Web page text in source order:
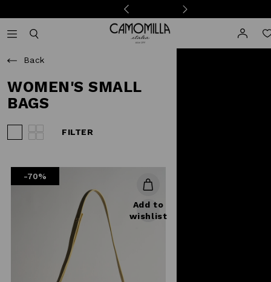
Camomilla Italia®
Back
WOMEN'S SMALL
BAGS
FILTER
-70%
Add to
wishlist